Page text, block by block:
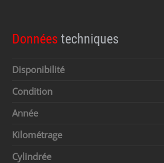
Données techniques
Disponibilité
Condition
Année
Kilométrage
Cylindrée